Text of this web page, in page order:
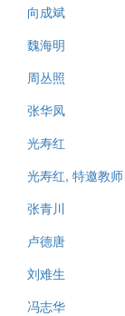
向成斌
魏海明
周丛照
张华凤
光寿红
光寿红, 特邀教师
张青川
卢德唐
刘难生
冯志华